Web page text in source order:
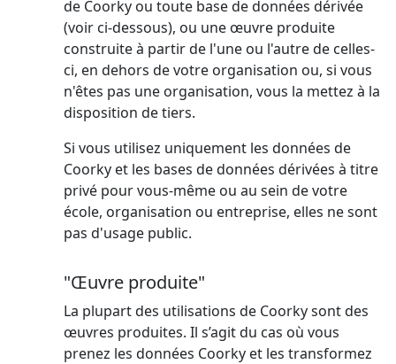
de Coorky ou toute base de données dérivée
(voir ci-dessous), ou une œuvre produite
construite à partir de l'une ou l'autre de celles-
ci, en dehors de votre organisation ou, si vous
n'êtes pas une organisation, vous la mettez à la
disposition de tiers.
Si vous utilisez uniquement les données de
Coorky et les bases de données dérivées à titre
privé pour vous-même ou au sein de votre
école, organisation ou entreprise, elles ne sont
pas d'usage public.
"Œuvre produite"
La plupart des utilisations de Coorky sont des
œuvres produites. Il s’agit du cas où vous
prenez les données Coorky et les transformez